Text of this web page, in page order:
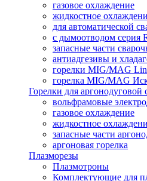
газовое охлаждение
жидкостное
для автоматической
с дымоотводом серия
запасные части
антиадгезивы и
горелки MIG/MAG
горелка MIG/MAG
Горелки для аргонодуговой
вольфрамовые
газовое охлаждение
жидкостное
запасные части
аргоновая горелка
Плазморезы
Плазмотроны
Комплектующие для